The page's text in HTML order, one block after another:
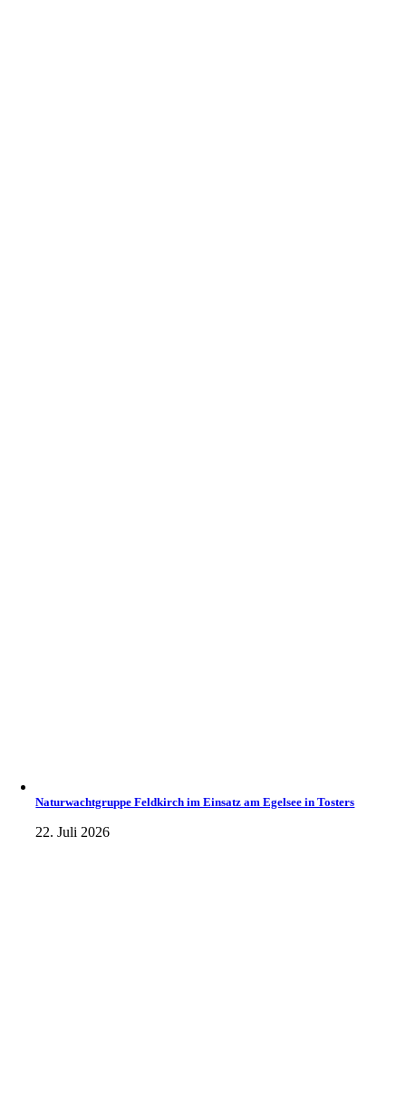
Naturwachtgruppe Feldkirch im Einsatz am Egelsee in Tosters
22. Juli 2026